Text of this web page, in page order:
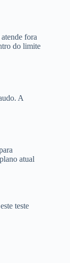
fora
do limite
A
atual
teste